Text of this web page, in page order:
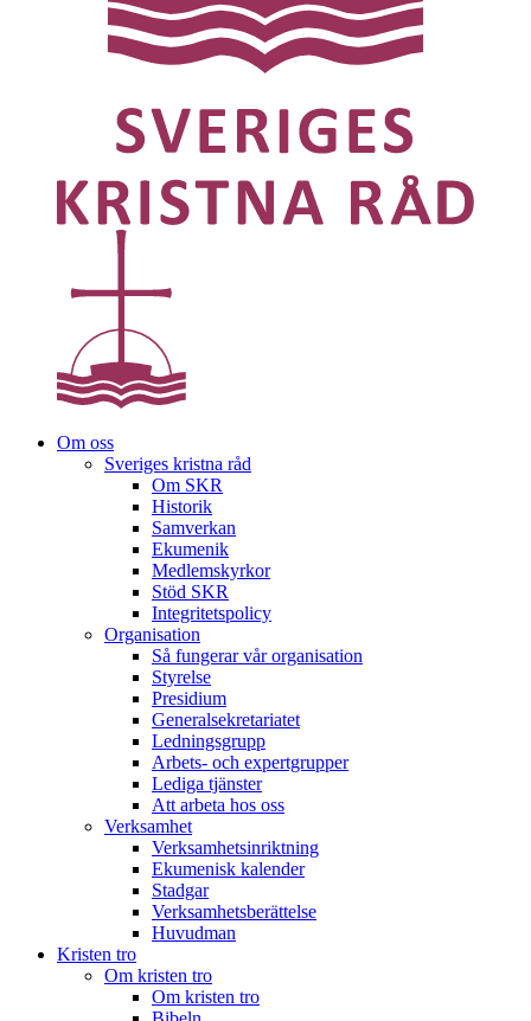
Om oss
Sveriges kristna råd
Om SKR
Historik
Samverkan
Ekumenik
Medlemskyrkor
Stöd SKR
Integritetspolicy
Organisation
Så fungerar vår organisation
Styrelse
Presidium
Generalsekretariatet
Ledningsgrupp
Arbets- och expertgrupper
Lediga tjänster
Att arbeta hos oss
Verksamhet
Verksamhetsinriktning
Ekumenisk kalender
Stadgar
Verksamhetsberättelse
Huvudman
Kristen tro
Om kristen tro
Om kristen tro